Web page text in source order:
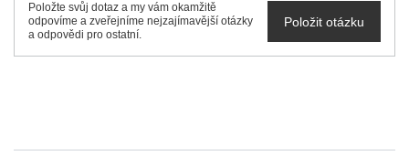
Položte svůj dotaz a my vám okamžitě
odpovíme a zveřejníme nejzajímavější otázky
a odpovědi pro ostatní.
Položit otázku